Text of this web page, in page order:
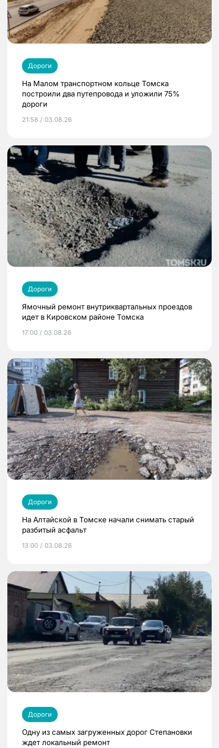
Дороги
На Малом транспортном кольце Томска
построили два путепровода и уложили 75%
дороги
21:58 / 03.08.26
Дороги
Ямочный ремонт внутриквартальных проездов
идет в Кировском районе Томска
17:00 / 03.08.26
Дороги
На Алтайской в Томске начали снимать старый
разбитый асфальт
13:00 / 03.08.26
Дороги
Одну из самых загруженных дорог Степановки
ждет локальный ремонт